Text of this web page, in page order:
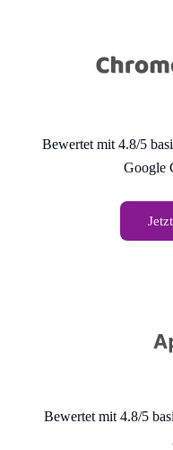
Bewertet mit 4.8/5
Google
Bewertet mit 4.8/5